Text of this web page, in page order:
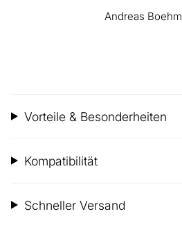
Andreas Boehm
Vorteile & Besonderheiten
Kompatibilität
Schneller Versand